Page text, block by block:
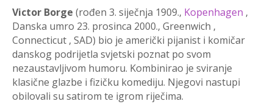
Victor Borge (rođen 3. siječnja 1909., Kopenhagen ,
Danska umro 23. prosinca 2000., Greenwich ,
Connecticut , SAD) bio je američki pijanist i komičar
danskog podrijetla svjetski poznat po svom
nezaustavljivom humoru. Kombinirao je sviranje
klasične glazbe i fizičku komediju. Njegovi nastupi
obilovali su satirom te igrom riječima.